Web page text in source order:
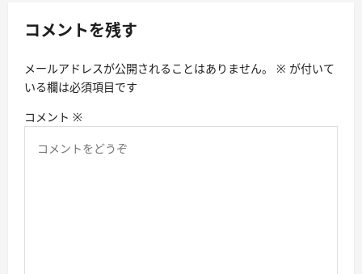
ン
コメントを残す
メールアドレスが公開されることはありません。 ※ が付いて
いる欄は必須項目です
コメント ※